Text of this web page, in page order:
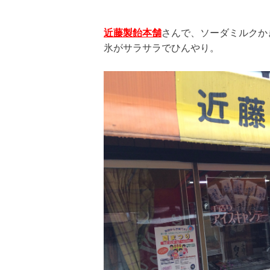
近藤製飴本舗さんで、ソーダミルク
氷がサラサラでひんやり。